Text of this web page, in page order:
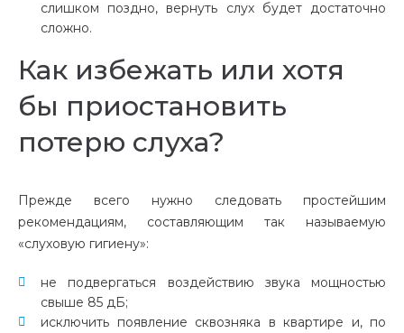
слишком поздно, вернуть слух будет достаточно
сложно.
Как избежать или хотя
бы приостановить
потерю слуха?
Прежде всего нужно следовать простейшим
рекомендациям, составляющим так называемую
«слуховую гигиену»:
не подвергаться воздействию звука мощностью
свыше 85 дБ;
исключить появление сквозняка в квартире и, по